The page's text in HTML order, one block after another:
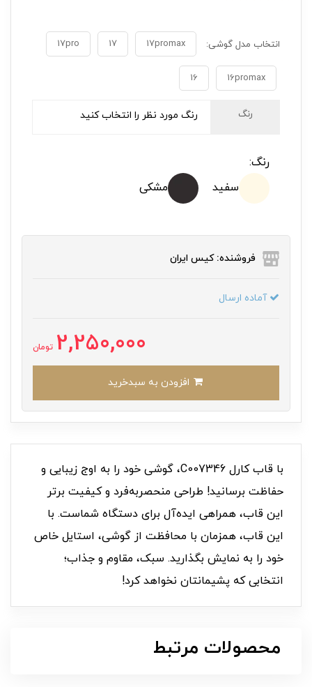
انتخاب مدل گوشی: 17promax
17
17pro
16promax
16
رنگ رنگ مورد نظر را انتخاب کنید
رنگ:
سفید
مشکی
فروشنده: کیس ایران
آماده ارسال
2,250,000 تومان
با قاب کارل C007346، گوشی خود را به اوج زیبایی و
حفاظت برسانید! طراحی منحصر‌به‌فرد و کیفیت برتر
این قاب، همراهی ایده‌آل برای دستگاه شماست. با
این قاب، همزمان با محافظت از گوشی، استایل خاص
خود را به نمایش بگذارید. سبک، مقاوم و جذاب؛
انتخابی که پشیمانتان نخواهد کرد!
محصولات مرتبط